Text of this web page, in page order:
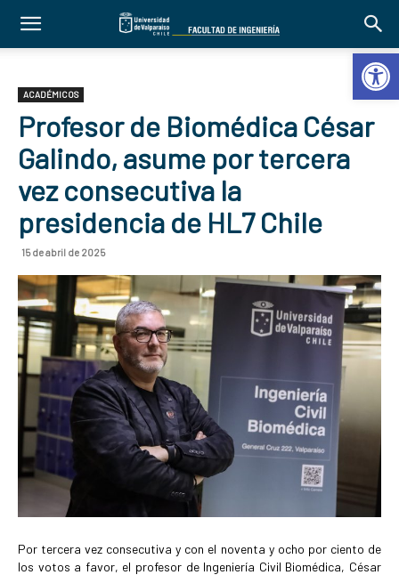
Abrir
ACADÉMICOS
Profesor de Biomédica César
Galindo, asume por tercera
vez consecutiva la
presidencia de HL7 Chile
15 de abril de 2025
Por tercera vez consecutiva y con el noventa y ocho por ciento de
los votos a favor, el profesor de Ingeniería Civil Biomédica, César